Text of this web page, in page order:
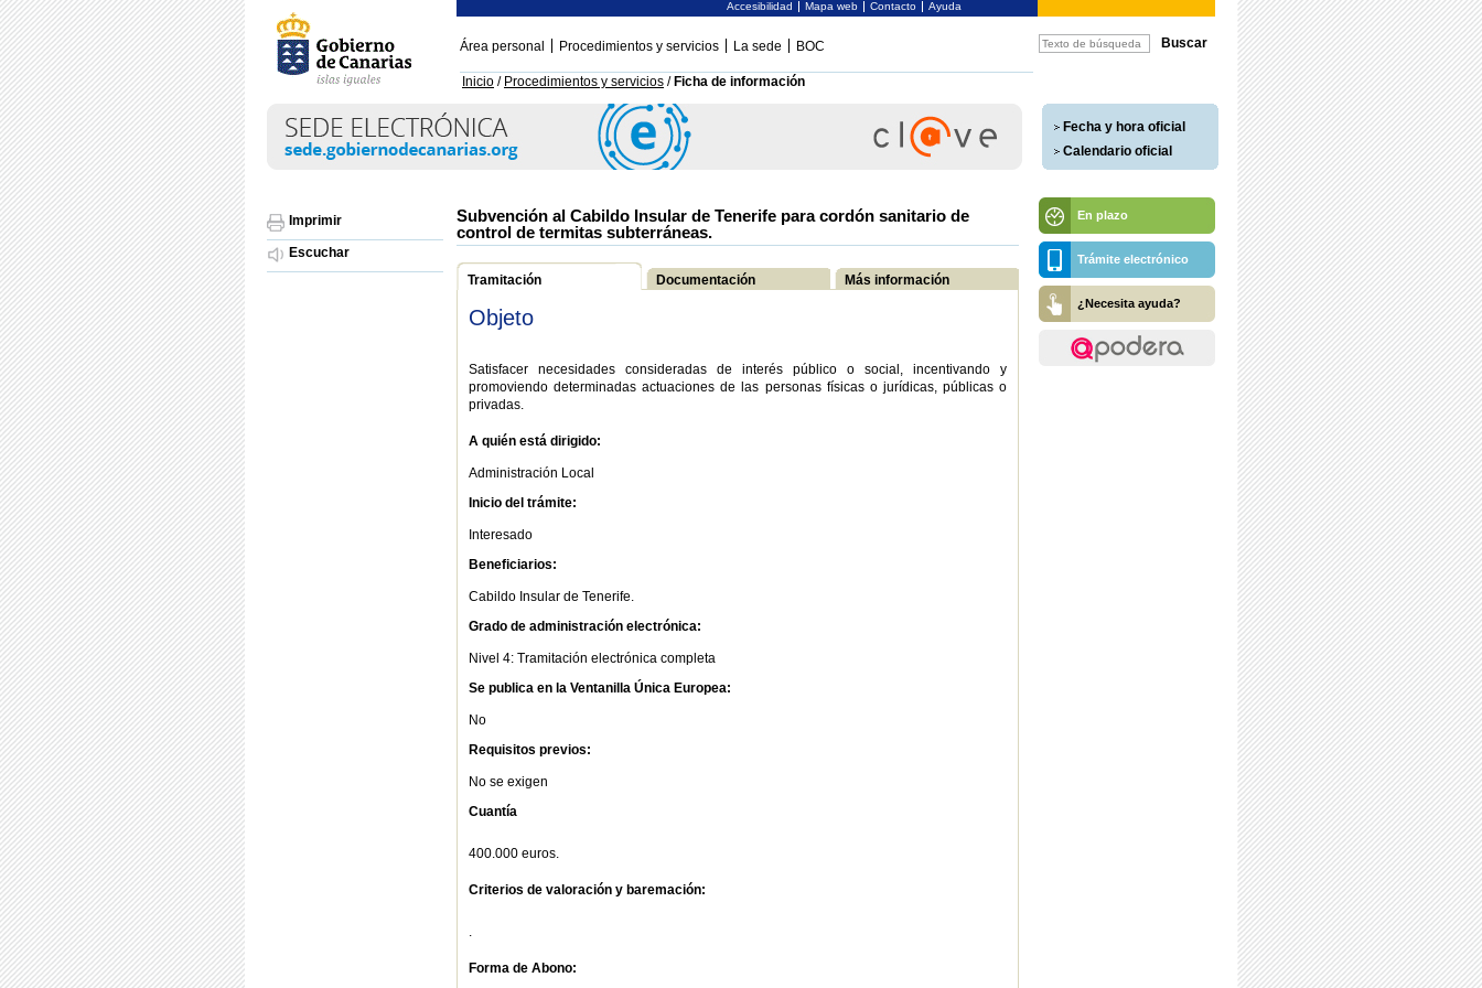
Accesibilidad Mapa web Contacto Ayuda
Área personal Procedimientos y servicios La sede BOC
Inicio / Procedimientos y servicios / Ficha de información
Fecha y hora oficial
Calendario oficial
Imprimir
Escuchar
Subvención al Cabildo Insular de Tenerife para cordón sanitario de
control de termitas subterráneas.
Tramitación Documentación Más información
Objeto
Satisfacer necesidades consideradas de interés público o social, incentivando y
promoviendo determinadas actuaciones de las personas físicas o jurídicas, públicas o
privadas.
A quién está dirigido:
Administración Local
Inicio del trámite:
Interesado
Beneficiarios:
Cabildo Insular de Tenerife.
Grado de administración electrónica:
Nivel 4: Tramitación electrónica completa
Se publica en la Ventanilla Única Europea:
No
Requisitos previos:
No se exigen
Cuantía
400.000 euros.
Criterios de valoración y baremación:
.
Forma de Abono:
En plazo
Trámite electrónico
¿Necesita ayuda?